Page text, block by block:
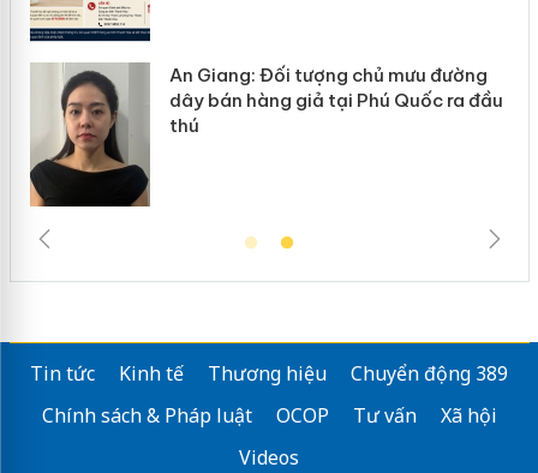
đường
ra đầu
Cà Mau: Tiêu hủy công khai hàng
ngàn sản phẩm nhập lậu, bảo vệ
Tin tức Kinh tế Thương hiệu
Chuyển động 389
Chính sách & Pháp luật
OCOP Tư vấn
Xã hội
Videos